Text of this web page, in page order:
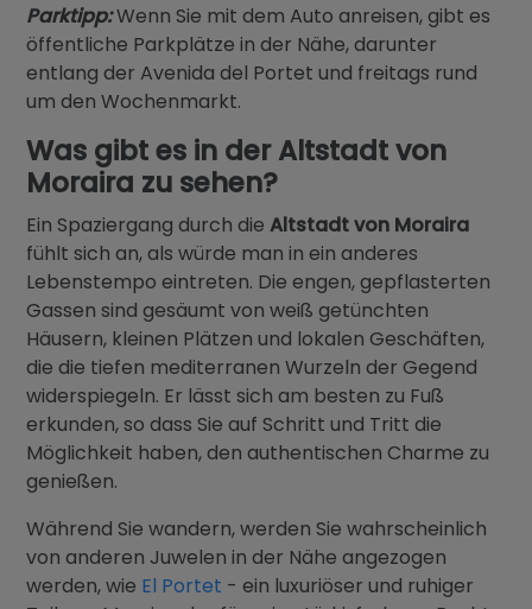
Parktipp:Wenn Sie mit dem Auto anreisen, gibt es
öffentliche Parkplätze in der Nähe, darunter
entlang der Avenida del Portet und freitags rund
um den Wochenmarkt.
Was gibt es in der Altstadt von
Moraira zu sehen?
Ein Spaziergang durch dieAltstadt von Moraira
fühlt sich an, als würde man in ein anderes
Lebenstempo eintreten. Die engen, gepflasterten
Gassen sind gesäumt von weiß getünchten
Häusern, kleinen Plätzen und lokalen Geschäften,
die die tiefen mediterranen Wurzeln der Gegend
widerspiegeln. Er lässt sich am besten zu Fuß
erkunden, so dass Sie auf Schritt und Tritt die
Möglichkeit haben, den authentischen Charme zu
genießen.
Während Sie wandern, werden Sie wahrscheinlich
von anderen Juwelen in der Nähe angezogen
werden, wie El Portet - ein luxuriöser und ruhiger